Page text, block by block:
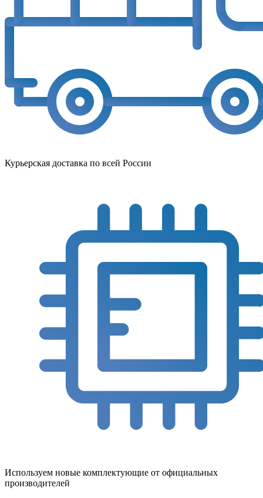
Курьерская доставка по всей России
Используем новые комплектующие от официальных
производителей